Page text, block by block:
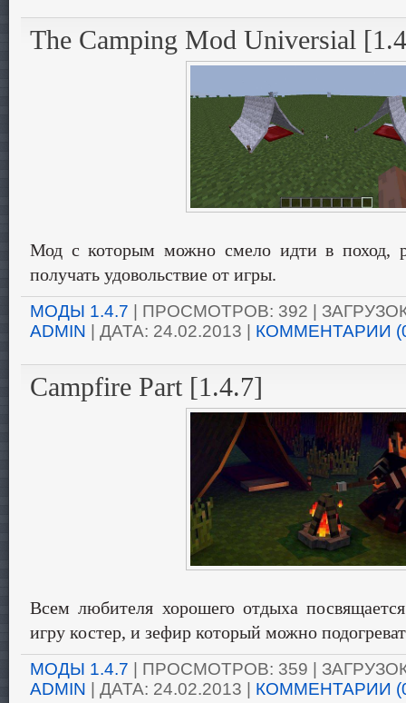
The Camping Mod Universial
Мод с которым можно смело идти в поход,
получать удовольствие от игры.
МОДЫ 1.4.7 | ПРОСМОТРОВ: 392 |
ADMIN | ДАТА: 24.02.2013 КОММЕНТАРИИ
Campfire Part [1.4.7]
Всем любителя хорошего отдыха
игру костер, и зефир который можно
МОДЫ 1.4.7 | ПРОСМОТРОВ: 359 |
ADMIN | ДАТА: 24.02.2013 | КОММЕНТАРИИ